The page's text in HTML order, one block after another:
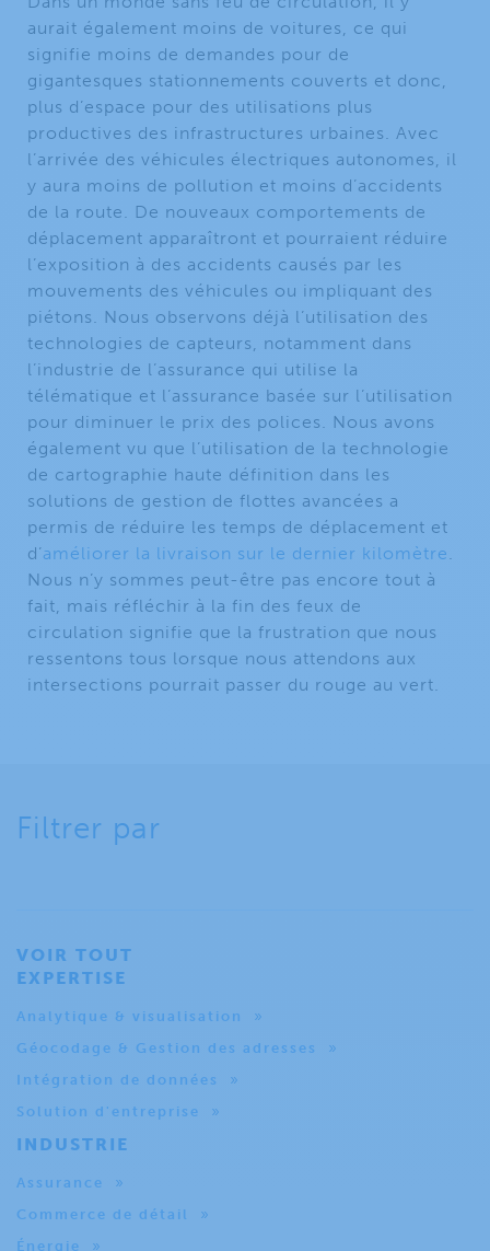
aurait également moins de voitures, ce qui
signifie moins de demandes pour de
gigantesques stationnements couverts et donc,
plus d’espace pour des utilisations plus
productives des infrastructures urbaines. Avec
l’arrivée des véhicules électriques autonomes, il
y aura moins de pollution et moins d’accidents
de la route. De nouveaux comportements de
déplacement apparaîtront et pourraient réduire
l’exposition à des accidents causés par les
mouvements des véhicules ou impliquant des
piétons. Nous observons déjà l’utilisation des
technologies de capteurs, notamment dans
l’industrie de l’assurance qui utilise la
télématique et l’assurance basée sur l’utilisation
pour diminuer le prix des polices. Nous avons
également vu que l’utilisation de la technologie
de cartographie haute définition dans les
solutions de gestion de flottes avancées a
permis de réduire les temps de déplacement et
d’améliorer la livraison sur le dernier kilomètre.
Nous n’y sommes peut-être pas encore tout à
fait, mais réfléchir à la fin des feux de
circulation signifie que la frustration que nous
ressentons tous lorsque nous attendons aux
intersections pourrait passer du rouge au vert.
Filtrer par
VOIR TOUT
EXPERTISE
Analytique & visualisation
Géocodage & Gestion des adresses
Intégration de données
Solution d'entreprise
INDUSTRIE
Assurance
Commerce de détail
Énergie